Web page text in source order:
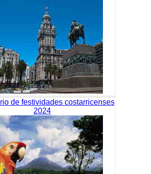
de festividades costarricenses
2024